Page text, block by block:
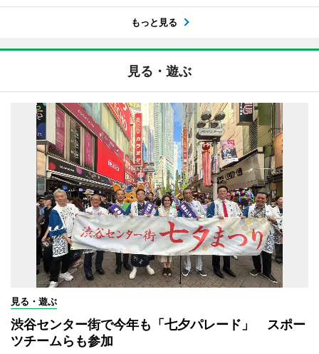
もっと見る
見る・遊ぶ
見る・遊ぶ
渋谷センター街で今年も「七夕パレード」 スポー
ツチームらも参加